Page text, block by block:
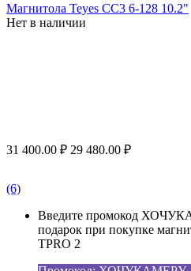
Магнитола Teyes CC3 6-128 10.2"
Нет в наличии
31 400.00 ₽ 29 480.00 ₽
(6)
Введите промокод
подарок при покупке
TPRO 2